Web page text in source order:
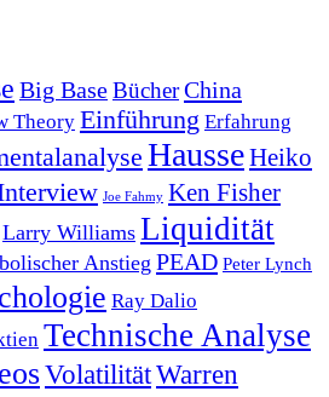
Big BaseBücherChina
Theory Einführung Erfahrung
HausseHeiko
Joe Fahmy Ken Fisher
Larry Williams Liquidität
Anstieg PEAD Peter Lynch
Ray Dalio
Technische Analyse
VolatilitätWarren